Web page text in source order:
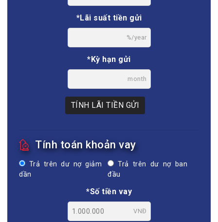
*Lãi suất tiền gửi
%/year
*Kỳ hạn gửi
month
TÍNH LÃI TIỀN GỬI
Tính toán khoản vay
Trả trên dư nợ giảm
dần
Trả trên dư nợ ban
đầu
*Số tiền vay
VNĐ